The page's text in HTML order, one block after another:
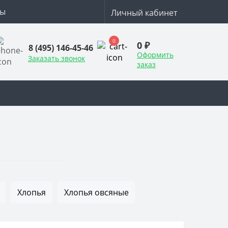
Личный кабинет
8 (495) 146-45-46
Заказать звонок
0 0 ₽
Оформить
заказ
Хлопья Хлопья овсяные